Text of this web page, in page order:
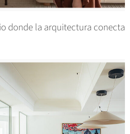
donde la arquitectura conecta